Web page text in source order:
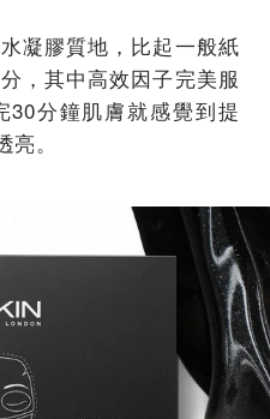
凝膠質地，比起一般紙
，其中高效因子完美服
30分鐘肌膚就感覺到提
。